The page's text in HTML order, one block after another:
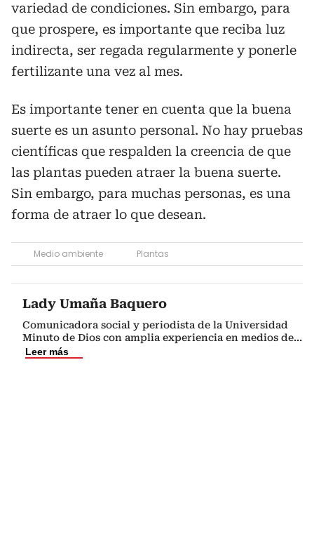
variedad de condiciones. Sin embargo, para
que prospere, es importante que reciba luz
indirecta, ser regada regularmente y ponerle
fertilizante una vez al mes.
Es importante tener en cuenta que la buena
suerte es un asunto personal. No hay pruebas
científicas que respalden la creencia de que
las plantas pueden atraer la buena suerte.
Sin embargo, para muchas personas, es una
forma de atraer lo que desean.
Medio ambiente Plantas
Lady Umaña Baquero
Comunicadora social y periodista de la Universidad
Minuto de Dios con amplia experiencia en medios de...
Leer más